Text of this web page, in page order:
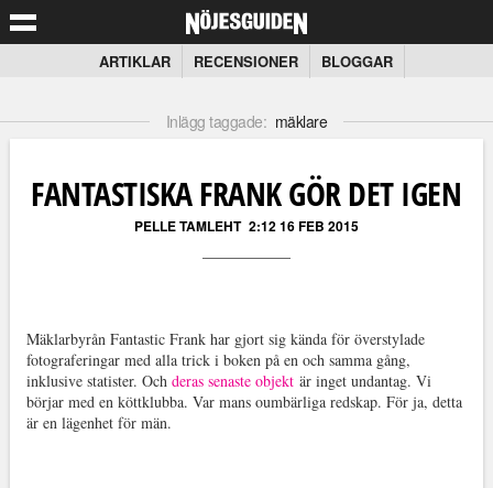
ARTIKLAR RECENSIONER BLOGGAR
Inlägg taggade: mäklare
FANTASTISKA FRANK GÖR DET IGEN
PELLE TAMLEHT 2:12 16 FEB 2015
Mäklarbyrån Fantastic Frank har gjort sig kända för överstylade
fotograferingar med alla trick i boken på en och samma gång,
inklusive statister. Och deras senaste objektär inget undantag. Vi
börjar med en köttklubba. Var mans oumbärliga redskap. För ja, detta
är en lägenhet för män.